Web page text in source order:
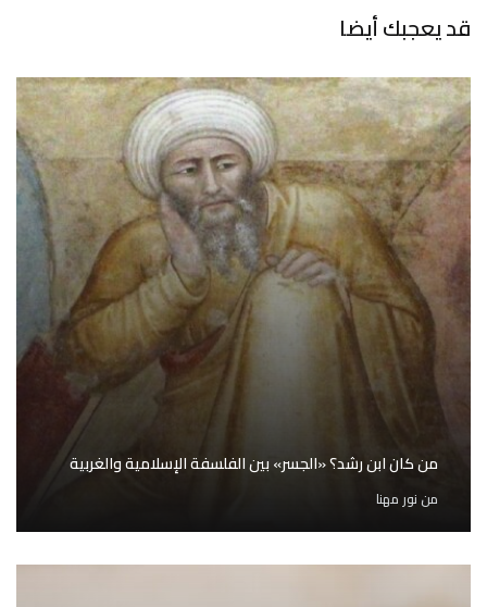
قد يعجبك أيضا
من كان ابن رشد؟ «الجسر» بين الفلسفة الإسلامية والغربية
من نور مهنا